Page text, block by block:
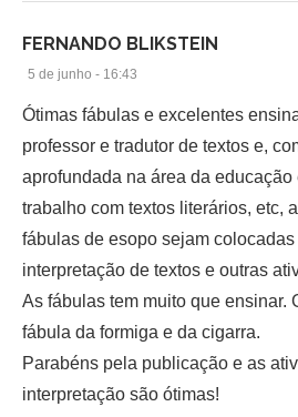
FERNANDO BLIKSTEIN
5 de junho - 16:43
Ótimas fábulas e excelentes
professor e tradutor de textos e,
aprofundada na área da educação
trabalho com textos literários, etc,
fábulas de esopo sejam
interpretação de textos e outras
As fábulas tem muito que ensinar.
fábula da formiga e da cigarra.
Parabéns pela publicação e as
interpretação são ótimas!